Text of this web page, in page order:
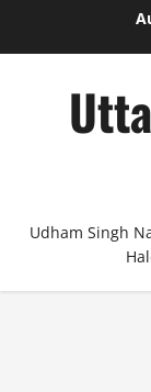
Udham Singh